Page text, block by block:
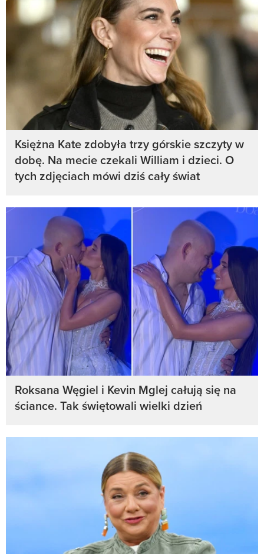
Księżna Kate zdobyła trzy górskie szczyty w
dobę. Na mecie czekali William i dzieci. O
tych zdjęciach mówi dziś cały świat
Roksana Węgiel i Kevin Mglej całują się na
ściance. Tak świętowali wielki dzień